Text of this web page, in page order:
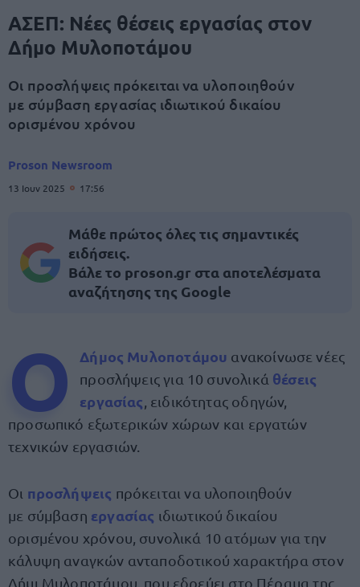
ΑΣΕΠ: Νέες θέσεις εργασίας στον
Δήμο Μυλοποτάμου
Οι προσλήψεις πρόκειται να υλοποιηθούν
με σύμβαση εργασίας ιδιωτικού δικαίου
ορισμένου χρόνου
Proson Newsroom
13 Ιουν 2025 17:56
Μάθε πρώτος όλες τις σημαντικές
ειδήσεις.
Βάλε το proson.gr στα αποτελέσματα
αναζήτησης της Google
Ο Δήμος Μυλοποτάμου ανακοίνωσε νέες
προσλήψεις για 10 συνολικά θέσεις
εργασίας , ειδικότητας οδηγών,
προσωπικό εξωτερικών χώρων και εργατών
τεχνικών εργασιών.
Οι προσλήψεις πρόκειται να υλοποιηθούν
με σύμβαση εργασίας ιδιωτικού δικαίου
ορισμένου χρόνου, συνολικά 10 ατόμων για την
κάλυψη αναγκών ανταποδοτικού χαρακτήρα στον
Δήμι Μυλοποτάμου, που εδρεύει στο Πέραμα της